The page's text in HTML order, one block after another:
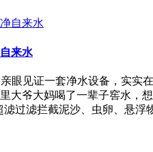
来水
眼见证一套净水设备，实
大爷大妈喝了一辈子窖水
过滤拦截泥沙、虫卵、悬